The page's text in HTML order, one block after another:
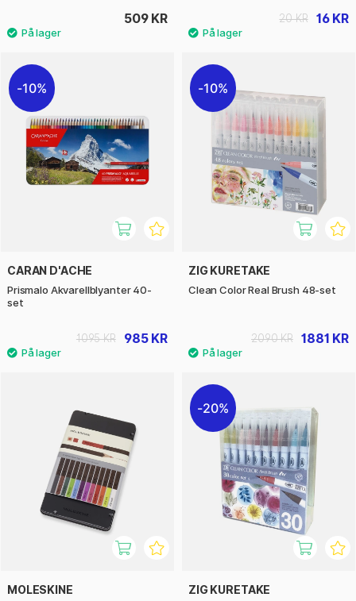
509 KR 16 KR
20 KR
10%
CARAN D'ACHE
Prismalo Akvarellblyanter 40-
set
985 KR
1095 KR
10%
ZIG KURETAKE
Clean Color Real Brush 48-set
1881 KR
2090 KR
MOLESKINE
20%
ZIG KURETAKE